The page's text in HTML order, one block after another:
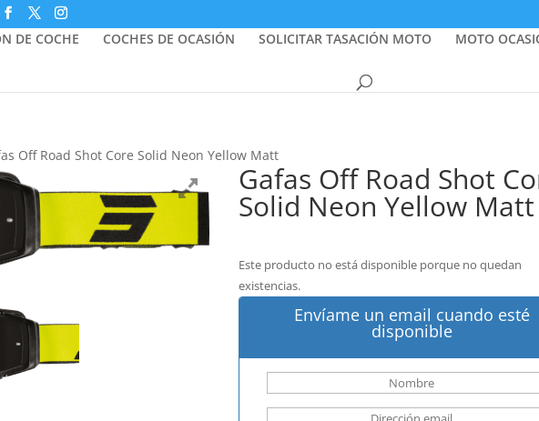
DE COCHE COCHES DE OCASIÓN SOLICITAR TASACIÓN MOTO MOTO
Off Road Shot Core Solid Neon Yellow Matt
Gafas Off Road Shot
Solid Neon Yellow Matt
Este producto no está disponible porque no quedan
existencias.
Envíame un email cuando esté
disponible